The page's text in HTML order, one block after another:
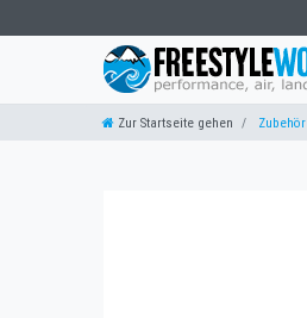
Zur Startseite gehen Zubehör